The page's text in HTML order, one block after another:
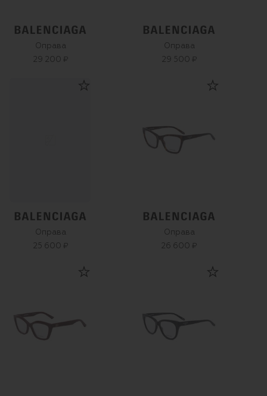
Оправа
29 200 ₽
Оправа
29 500 ₽
Оправа
25 600 ₽
Оправа
26 600 ₽